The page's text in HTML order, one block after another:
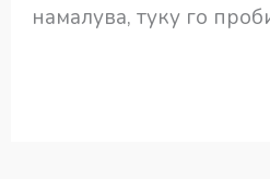
намалува, туку го